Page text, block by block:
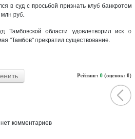
в суд с просьбой признать клуб банкротом
руб.
Тамбовской области удовлетворил иск о
"Тамбов" прекратил существование.
Рейтинг: 0 (оценок: 0)
нет комментариев